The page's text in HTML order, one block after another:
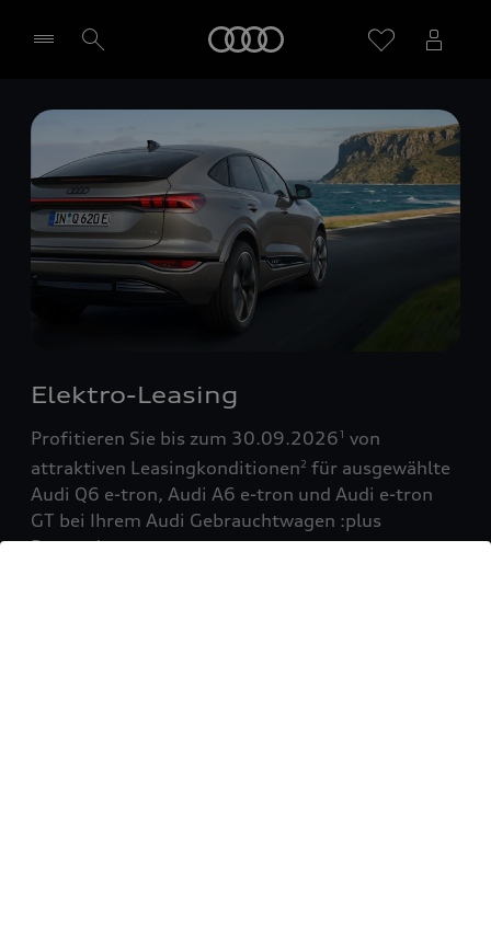
Händler wählen
Elektro-Leasing
Profitieren Sie bis zum 30.09.20261 von
attraktiven Leasingkonditionen2 für ausgewählte
Audi Q6 e-tron, Audi A6 e-tron und Audi e-tron
GT bei Ihrem Audi Gebrauchtwagen :plus
Partner!